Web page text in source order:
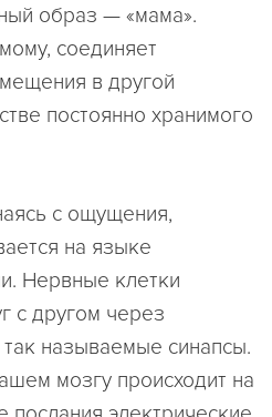
образ — «мама».
соединяет
в другой
постоянно хранимого
с ощущения,
на языке
Нервные клетки
с другом через
называемые синапсы.
мозгу происходит на